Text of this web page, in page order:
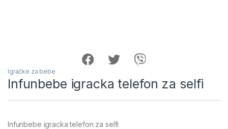
Igračke za bebe
Infunbebe igracka telefon za selfi
Infunbebe igracka telefon za selfi